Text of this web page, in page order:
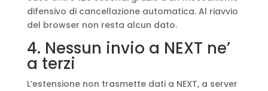
difensivo di cancellazione automatica. Al riavvio
del browser non resta alcun dato.
4. Nessun invio a NEXT ne’
a terzi
L’estensione non trasmette dati a NEXT, a server